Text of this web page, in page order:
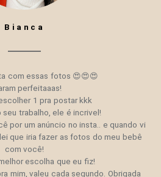
Bianca
com essas fotos 😍😍😍
perfeitaaas!
1 pra postar kkk
seu trabalho, ele é incrivel!
por um anúncio no insta.. e quando vi
que iria fazer as fotos do meu bebê
com você!
escolha que eu fiz!
mim, valeu cada segundo. Obrigada